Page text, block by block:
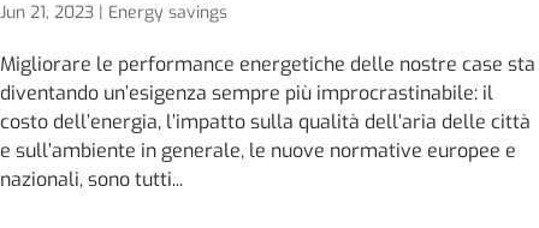
Jun 21, 2023 | Energy savings
Migliorare le performance energetiche delle nostre case sta
diventando un’esigenza sempre più improcrastinabile: il
costo dell’energia, l’impatto sulla qualità dell’aria delle città
e sull’ambiente in generale, le nuove normative europee e
nazionali, sono tutti...